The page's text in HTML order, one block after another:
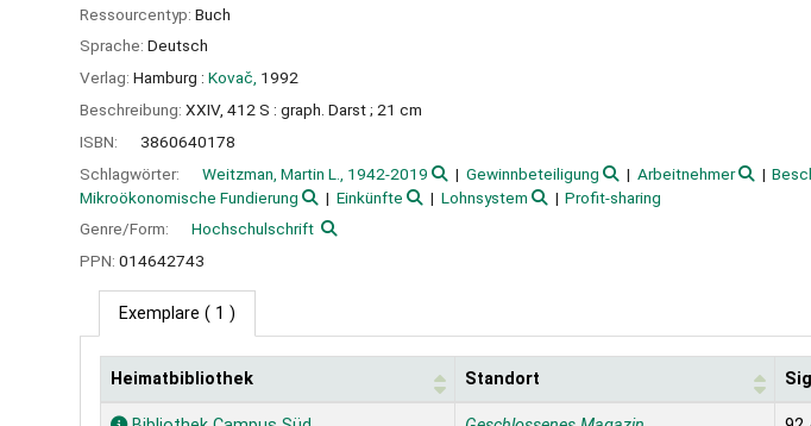
Ressourcentyp: Buch
Sprache: Deutsch
Verlag: Hamburg : Kovač, 1992
Beschreibung: XXIV, 412 S : graph. Darst ; 21 cm
ISBN:
3860640178
Schlagwörter:
Weitzman, Martin L., 1942-2019 Gewinnbeteiligung Arbeitnehmer
Mikroökonomische Fundierung
Einkünfte Lohnsystem
Profit-sharing
Genre/Form:
Hochschulschrift
PPN: 014642743
Exemplare ( 1 )
Exemplare
Heimatbibliothek Standort